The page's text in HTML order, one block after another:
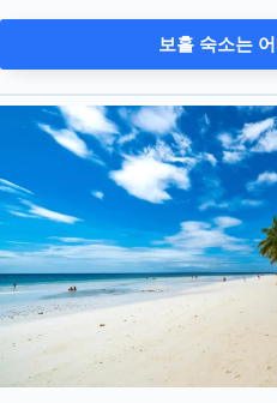
보홀 숙소는